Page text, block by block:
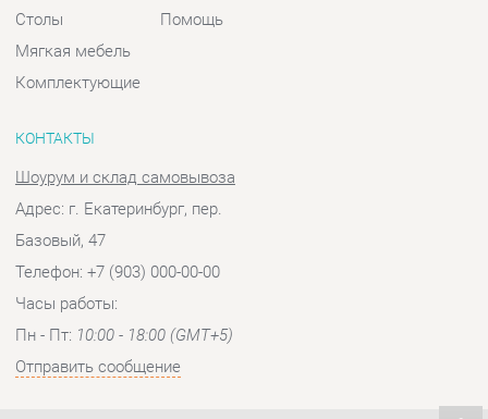
Шоурум и склад самовывоза
Адрес: г. Екатеринбург, пер.
Базовый, 47
Часы работы: